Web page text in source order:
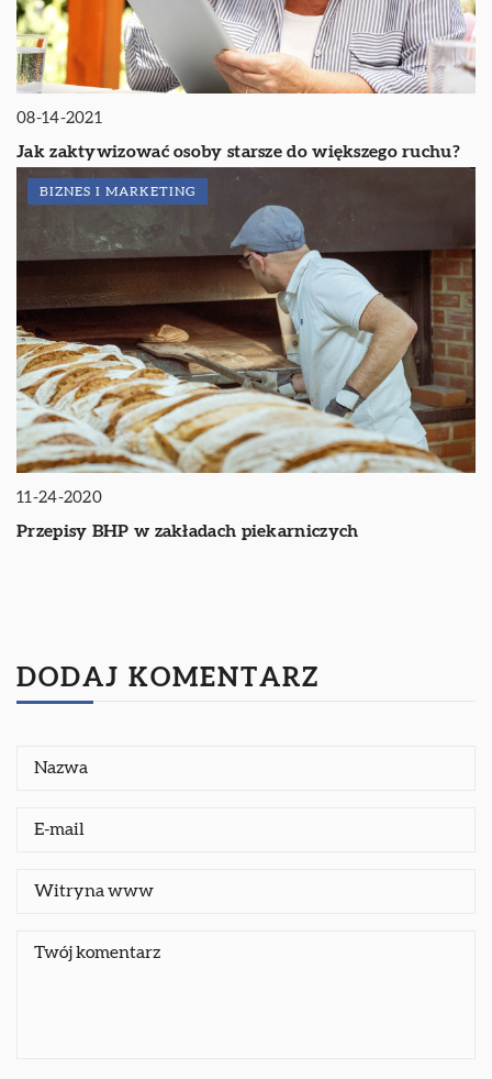
08-14-2021
Jak zaktywizować osoby starsze do większego ruchu?
BIZNES I MARKETING
11-24-2020
Przepisy BHP w zakładach piekarniczych
DODAJ KOMENTARZ